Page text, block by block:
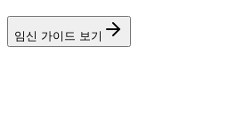
임신 가이드 보기